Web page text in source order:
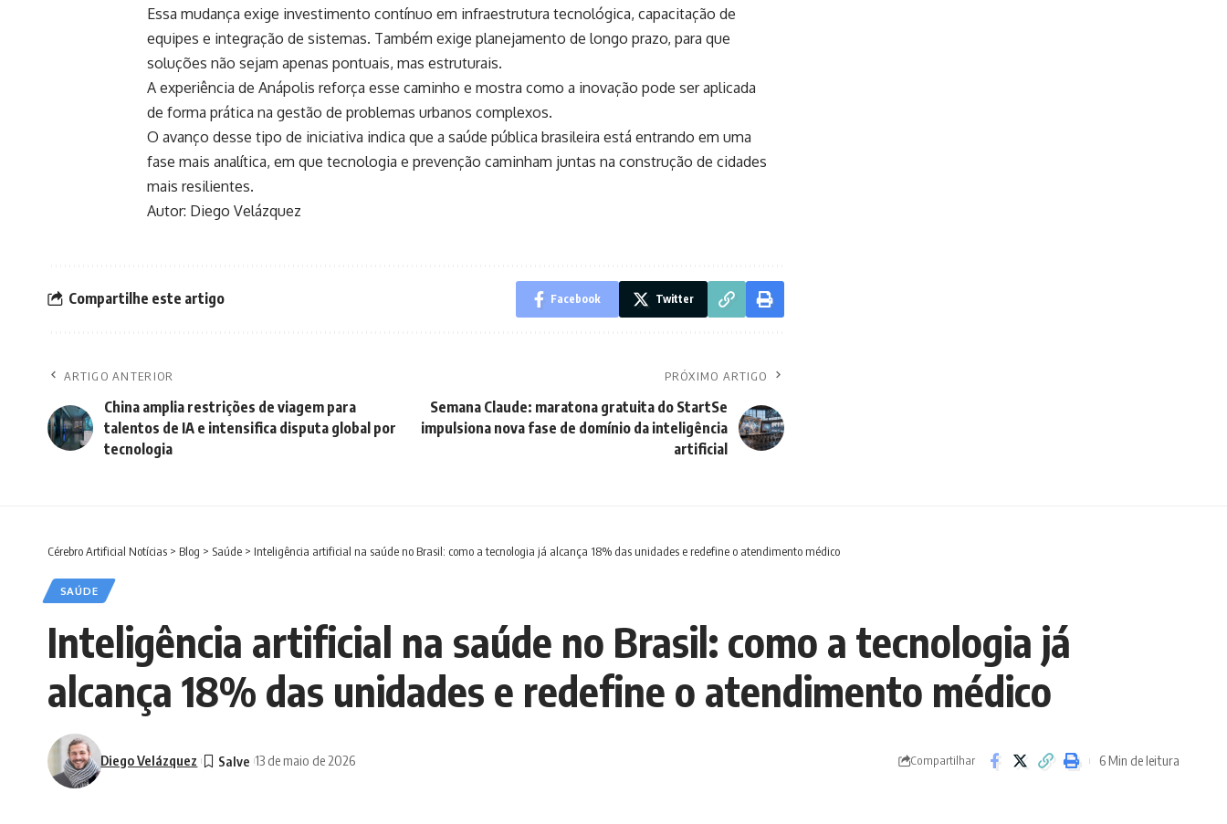
Essa mudança exige investimento contínuo em infraestrutura tecnológica, capacitação de
equipes e integração de sistemas. Também exige planejamento de longo prazo, para que
soluções não sejam apenas pontuais, mas estruturais.
A experiência de Anápolis reforça esse caminho e mostra como a inovação pode ser aplicada
de forma prática na gestão de problemas urbanos complexos.
O avanço desse tipo de iniciativa indica que a saúde pública brasileira está entrando em uma
fase mais analítica, em que tecnologia e prevenção caminham juntas na construção de cidades
mais resilientes.
Autor: Diego Velázquez
Compartilhe este artigo Facebook Twitter
ARTIGO ANTERIOR
China amplia restrições de viagem para
talentos de IA e intensifica disputa global por
tecnologia
PRÓXIMO ARTIGO
Semana Claude: maratona gratuita do StartSe
impulsiona nova fase de domínio da inteligência
artificial
Cérebro Artificial Notícias > Blog > Saúde > Inteligência artificial na saúde no Brasil: como a tecnologia já alcança 18% das unidades e redefine o atendimento médico
SAÚDE
Inteligência artificial na saúde no Brasil: como a tecnologia já
alcança 18% das unidades e redefine o atendimento médico
Diego Velázquez 13 de maio de 2026 Compartilhar 6 Min de leitura